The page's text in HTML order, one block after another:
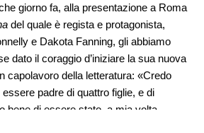
giorno fa, alla presentazione a Roma
del quale è regista e protagonista,
e Dakota Fanning, gli abbiamo
dato il coraggio d’iniziare la sua nuova
capolavoro della letteratura: «Credo
padre di quattro figlie, e di
bene di essere stato, a mia volta,
fa. Perché questa è la storia di un